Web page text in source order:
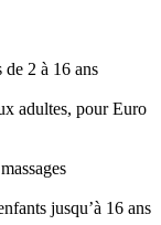
2 à 16 ans
adultes, pour Euro
jusqu’à 16 ans